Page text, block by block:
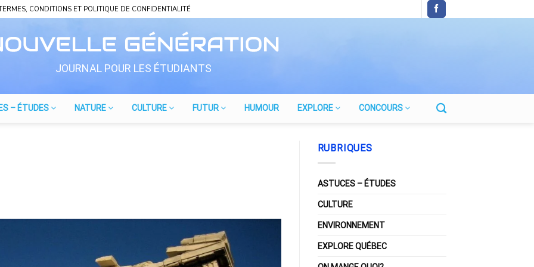
CONDITIONS ET POLITIQUE DE CONFIDENTIALITÉ
JOURNAL POUR LES ÉTUDIANTS
– ÉTUDES NATURE CULTURE FUTUR HUMOUR EXPLORE CONCOURS
RUBRIQUES
ASTUCES – ÉTUDES
CULTURE
ENVIRONNEMENT
EXPLORE QUÉBEC